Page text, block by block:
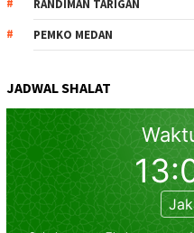
RANDIMAN TARIGAN
PEMKO MEDAN
JADWAL SHALAT